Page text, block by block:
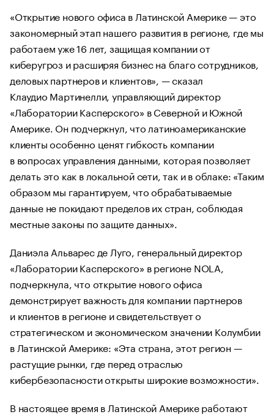
«Открытие нового офиса в Латинской Америке — это
закономерный этап нашего развития в регионе, где мы
работаем уже 16 лет, защищая компании от
киберугроз и расширяя бизнес на благо сотрудников,
деловых партнеров и клиентов», — сказал
Клаудио Мартинелли, управляющий директор
«Лаборатории Касперского» в Северной и Южной
Америке. Он подчеркнул, что латиноамериканские
клиенты особенно ценят гибкость компании
в вопросах управления данными, которая позволяет
делать это как в локальной сети, так и в облаке: «Таким
образом мы гарантируем, что обрабатываемые
данные не покидают пределов их стран, соблюдая
местные законы по защите данных».
Даниэла Альварес де Луго, генеральный директор
«Лаборатории Касперского» в регионе NOLA,
подчеркнула, что открытие нового офиса
демонстрирует важность для компании партнеров
и клиентов в регионе и свидетельствует о
стратегическом и экономическом значении Колумбии
в Латинской Америке: «Эта страна, этот регион —
растущие рынки, где перед отраслью
кибербезопасности открыты широкие возможности».
В настоящее время в Латинской Америке работают